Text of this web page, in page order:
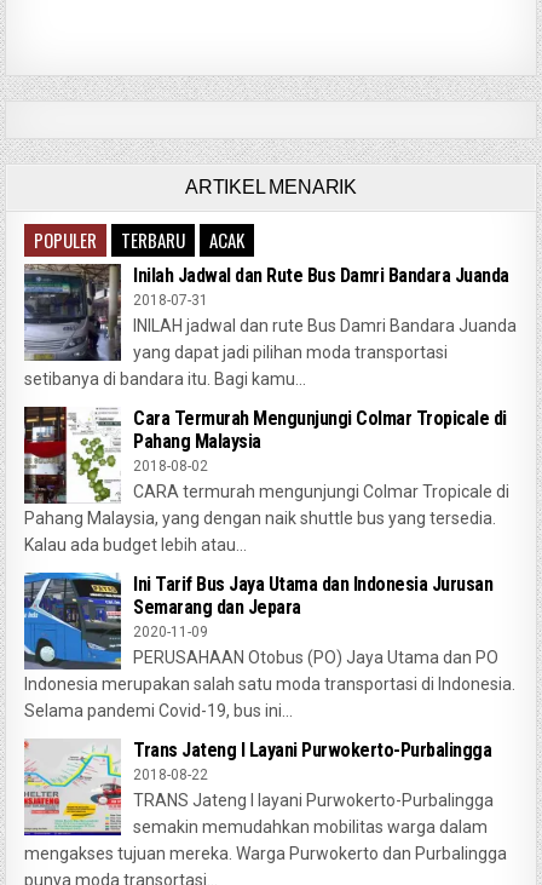
ARTIKEL MENARIK
POPULER TERBARU ACAK
Inilah Jadwal dan Rute Bus Damri Bandara Juanda
2018-07-31
INILAH jadwal dan rute Bus Damri Bandara Juanda
yang dapat jadi pilihan moda transportasi
setibanya di bandara itu. Bagi kamu...
Cara Termurah Mengunjungi Colmar Tropicale di
Pahang Malaysia
2018-08-02
CARA termurah mengunjungi Colmar Tropicale di
Pahang Malaysia, yang dengan naik shuttle bus yang tersedia.
Kalau ada budget lebih atau...
Ini Tarif Bus Jaya Utama dan Indonesia Jurusan
Semarang dan Jepara
2020-11-09
PERUSAHAAN Otobus (PO) Jaya Utama dan PO
Indonesia merupakan salah satu moda transportasi di Indonesia.
Selama pandemi Covid-19, bus ini...
Trans Jateng I Layani Purwokerto-Purbalingga
2018-08-22
TRANS Jateng I layani Purwokerto-Purbalingga
semakin memudahkan mobilitas warga dalam
mengakses tujuan mereka. Warga Purwokerto dan Purbalingga
punya moda transortasi...